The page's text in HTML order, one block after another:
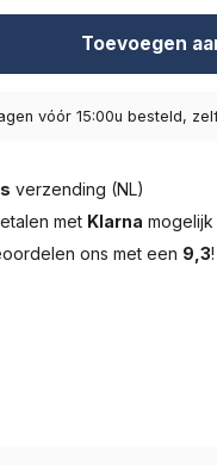
Toevoegen
vóór 15:00u besteld,
verzending (NL)
met Klarna mogelijk
ons met een 9,3!